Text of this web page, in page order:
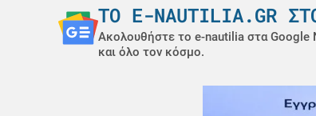
ΤΟ E-NAUTILIA.GR ΣΤΟ
Ακολουθήστε το e-nautilia στα Google
και όλο τον κόσμο.